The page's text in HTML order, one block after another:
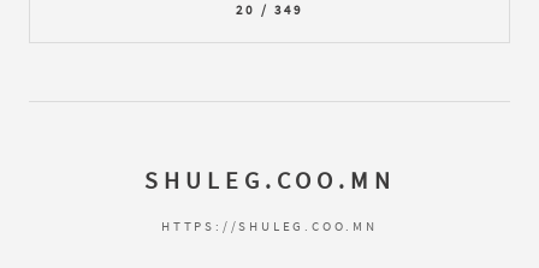
20 / 349
SHULEG.COO.MN
HTTPS://SHULEG.COO.MN